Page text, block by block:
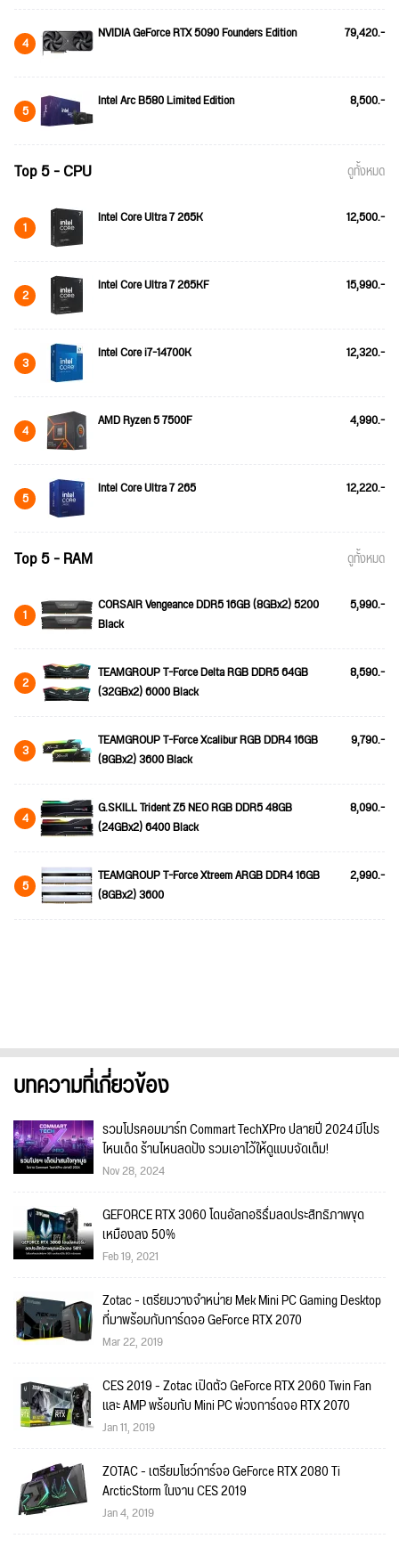
4 NVIDIA GeForce RTX 5090 Founders Edition 79,420.-
5 Intel Arc B580 Limited Edition 8,500.-
Top 5 - CPU ดูทั้งหมด
1 Intel Core Ultra 7 265K 12,500.-
2 Intel Core Ultra 7 265KF 15,990.-
3 Intel Core i7-14700K 12,320.-
4 AMD Ryzen 5 7500F 4,990.-
5 Intel Core Ultra 7 265 12,220.-
Top 5 - RAM ดูทั้งหมด
1
CORSAIR Vengeance DDR5 16GB (8GBx2) 5200
Black
5,990.-
2
TEAMGROUP T-Force Delta RGB DDR5 64GB
(32GBx2) 6000 Black
8,590.-
3
TEAMGROUP T-Force Xcalibur RGB DDR4 16GB
(8GBx2) 3600 Black
9,790.-
4
G.SKILL Trident Z5 NEO RGB DDR5 48GB
(24GBx2) 6400 Black
8,090.-
5
TEAMGROUP T-Force Xtreem ARGB DDR4 16GB
(8GBx2) 3600
2,990.-
บทความที่เกี่ยวข้อง
รวมโปรคอมมาร์ท Commart TechXPro ปลายปี 2024 มีโปร
ไหนเด็ด ร้านไหนลดปัง รวมเอาไว้ให้ดูแบบจัดเต็ม!
Nov 28, 2024
GEFORCE RTX 3060 โดนอัลกอริธึ่มลดประสิทธิภาพขุด
เหมืองลง 50%
Feb 19, 2021
Zotac - เตรียมวางจำหน่าย Mek Mini PC Gaming Desktop
ที่มาพร้อมกับการ์ดจอ GeForce RTX 2070
Mar 22, 2019
CES 2019 - Zotac เปิดตัว GeForce RTX 2060 Twin Fan
และ AMP พร้อมกับ Mini PC พ่วงการ์ดจอ RTX 2070
Jan 11, 2019
ZOTAC - เตรียมโชว์การ์จอ GeForce RTX 2080 Ti
ArcticStorm ในงาน CES 2019
Jan 4, 2019